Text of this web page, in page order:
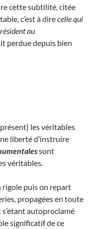
cette subtilité, citée
c’est à direcelle qui
au
perdue depuis bien
les véritables
liberté d’instruire
sont
véritables.
rigole puis on repart
propagées en toute
autoproclamé
significatif de ce